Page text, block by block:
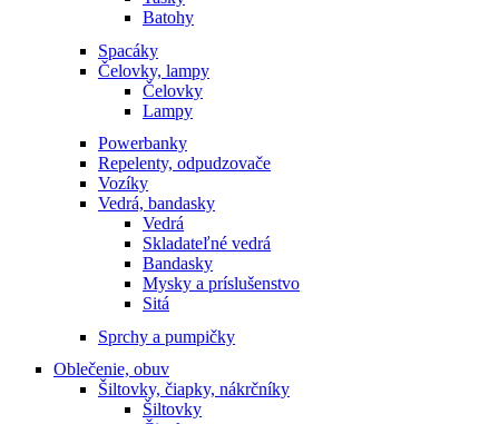
Batohy
Spacáky
Čelovky, lampy
Čelovky
Lampy
Powerbanky
Repelenty, odpudzovače
Vozíky
Vedrá, bandasky
Vedrá
Skladateľné vedrá
Bandasky
Mysky a príslušenstvo
Sitá
Sprchy a pumpičky
Oblečenie, obuv
Šiltovky, čiapky, nákrčníky
Šiltovky